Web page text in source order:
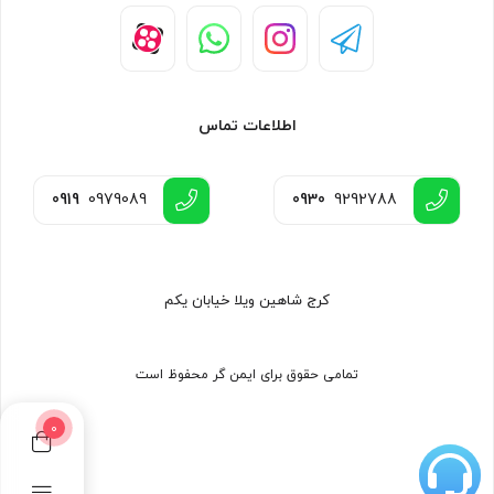
0
اطلاعات تماس
0930 9292788
0919 0979089
کرج شاهین ویلا خیابان یکم
تمامی حقوق برای ایمن گر محفوظ است